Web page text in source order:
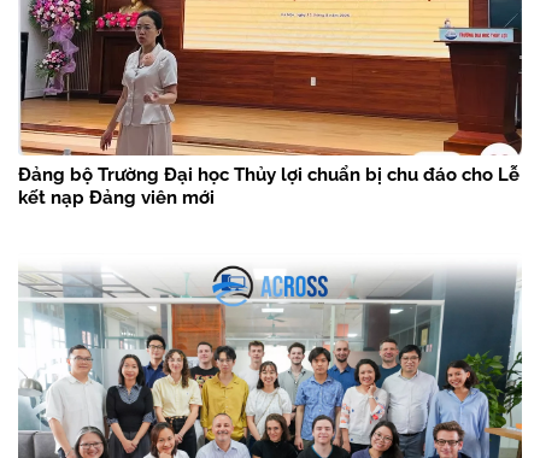
Đảng bộ Trường Đại học Thủy lợi chuẩn bị chu đáo cho Lễ
kết nạp Đảng viên mới